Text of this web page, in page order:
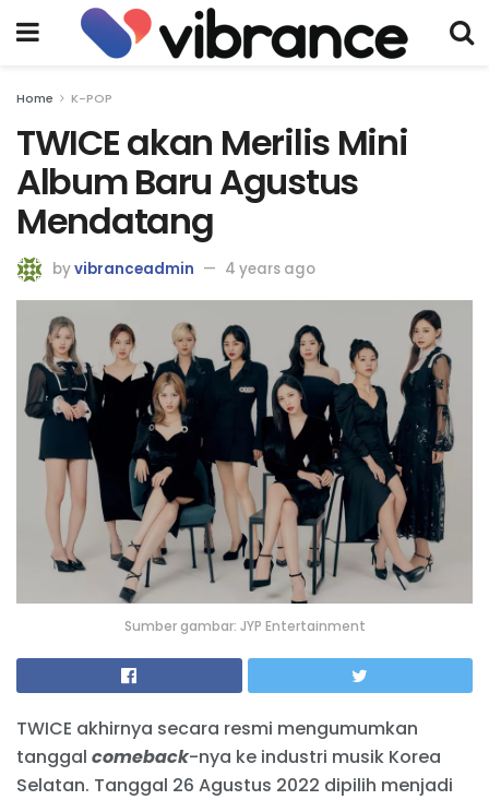
Home K-POP
TWICE akan Merilis Mini
Album Baru Agustus
Mendatang
byvibranceadmin 4 years ago
Sumber gambar: JYP Entertainment
TWICE akhirnya secara resmi mengumumkan
tanggal comeback-nya ke industri musik Korea
Selatan. Tanggal 26 Agustus 2022 dipilih menjadi